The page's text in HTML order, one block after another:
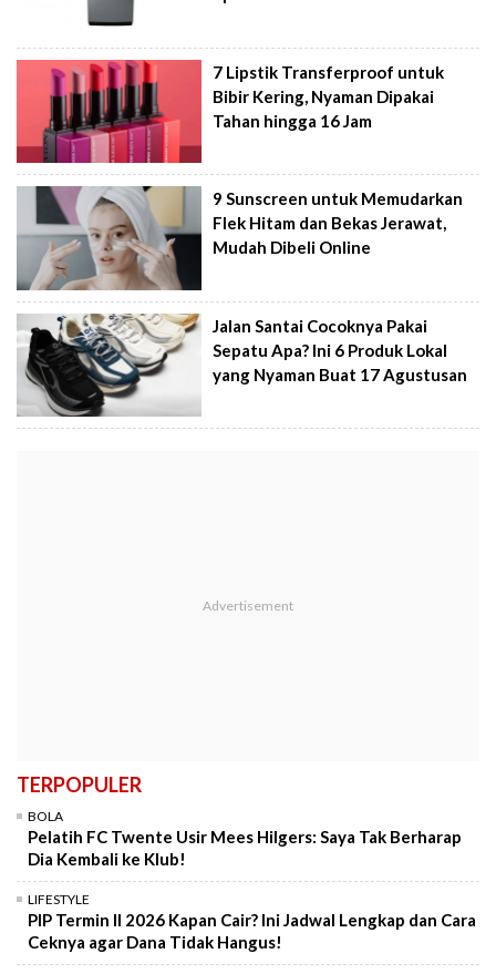
7 Lipstik Transferproof untuk
Bibir Kering, Nyaman Dipakai
Tahan hingga 16 Jam
9 Sunscreen untuk Memudarkan
Flek Hitam dan Bekas Jerawat,
Mudah Dibeli Online
Jalan Santai Cocoknya Pakai
Sepatu Apa? Ini 6 Produk Lokal
yang Nyaman Buat 17 Agustusan
TERPOPULER
BOLA
Pelatih FC Twente Usir Mees Hilgers: Saya Tak Berharap
Dia Kembali ke Klub!
LIFESTYLE
PIP Termin II 2026 Kapan Cair? Ini Jadwal Lengkap dan Cara
Ceknya agar Dana Tidak Hangus!